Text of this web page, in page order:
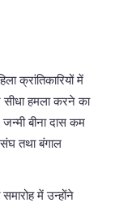
क्रांतिकारियों में
सीधा हमला करने का
जन्मी बीना दास कम
तथा बंगाल
में उन्होंने